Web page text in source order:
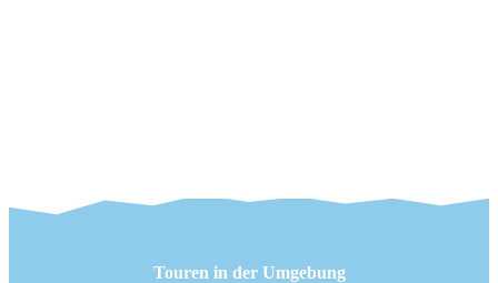
Touren in der Umgebung